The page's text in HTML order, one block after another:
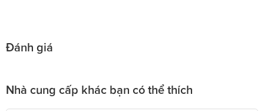
Đánh giá
Nhà cung cấp khác bạn có thể thích